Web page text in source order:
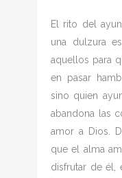
El rito del
una dulzura
aquellos para
en pasar
sino quien
abandona las
amor a Dios.
que el alma
disfrutar de él,